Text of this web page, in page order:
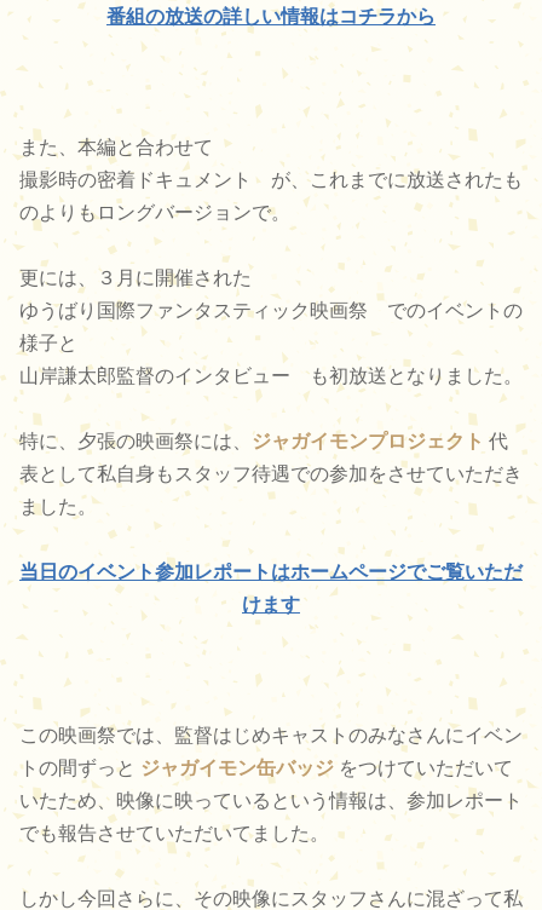
番組の放送の詳しい情報はコチラから
また、本編と合わせて
撮影時の密着ドキュメント が、これまでに放送されたも
のよりもロングバージョンで。
更には、３月に開催された
ゆうばり国際ファンタスティック映画祭 でのイベントの
様子と
山岸謙太郎監督のインタビュー も初放送となりました。
特に、夕張の映画祭には、 ジャガイモンプロジェクト 代
表として私自身もスタッフ待遇での参加をさせていただき
ました。
当日のイベント参加レポートはホームページでご覧いただ
けます
この映画祭では、監督はじめキャストのみなさんにイベン
トの間ずっと ジャガイモン缶バッジ をつけていただいて
いたため、映像に映っているという情報は、参加レポート
でも報告させていただいてました。
しかし今回さらに、その映像にスタッフさんに混ざって私